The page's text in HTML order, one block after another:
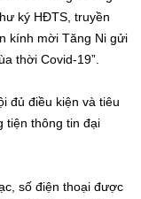
ký HĐTS, truyền
kính mời Tăng Ni gửi
thời Covid-19”.
đủ điều kiện và tiêu
tiện thông tin đại
số điện thoại được